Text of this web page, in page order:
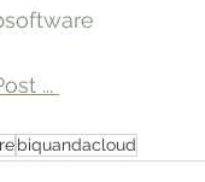
...
biquandacloud